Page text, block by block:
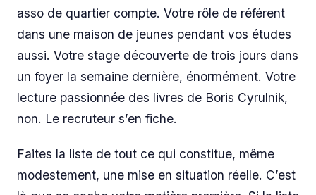
asso de quartier compte. Votre rôle de référent
dans une maison de jeunes pendant vos études
aussi. Votre stage découverte de trois jours dans
un foyer la semaine dernière, énormément. Votre
lecture passionnée des livres de Boris Cyrulnik,
non. Le recruteur s’en fiche.
Faites la liste de tout ce qui constitue, même
modestement, une mise en situation réelle. C’est